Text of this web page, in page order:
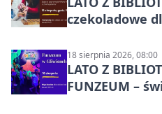
czekoladowe
18 sierpnia 2026, 08:00
LATO Z
FUNZEUM –